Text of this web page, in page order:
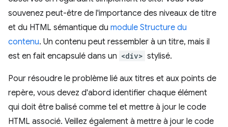
souvenez peut-être de l'importance des niveaux de titre
et du HTML sémantique du module Structure du
contenu. Un contenu peut ressembler à un titre, mais il
est en fait encapsulé dans un <div> stylisé.
Pour résoudre le problème lié aux titres et aux points de
repère, vous devez d'abord identifier chaque élément
qui doit être balisé comme tel et mettre à jour le code
HTML associé. Veillez également à mettre à jour le code